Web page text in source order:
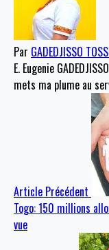
Par GADEDJISSO
E. Eugenie
mets ma plume au
Article Précédent
Togo: 150 millions
vue